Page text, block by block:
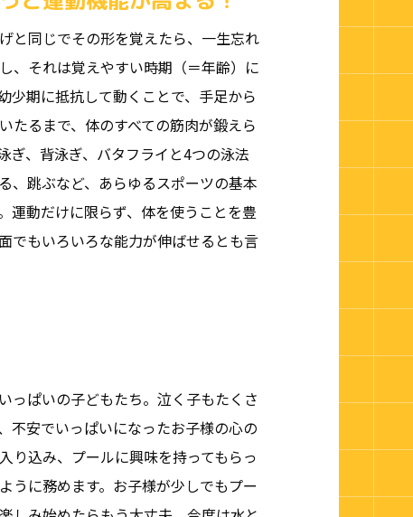
と同じでその形を覚えたら、一生忘れ
、それは覚えやすい時期（＝年齢）に
少期に抵抗して動くことで、手足から
たるまで、体のすべての筋肉が鍛えら
ぎ、背泳ぎ、バタフライと4つの泳法
、跳ぶなど、あらゆるスポーツの基本
運動だけに限らず、体を使うことを豊
でもいろいろな能力が伸ばせるとも言
っぱいの子どもたち。泣く子もたくさ
不安でいっぱいになったお子様の心の
り込み、プールに興味を持ってもらっ
うに務めます。お子様が少しでもプー